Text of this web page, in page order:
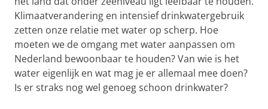
Klimaatverandering en intensief drinkwatergebruik
zetten onze relatie met water op scherp. Hoe
moeten we de omgang met water aanpassen om
Nederland bewoonbaar te houden? Van wie is het
water eigenlijk en wat mag je er allemaal mee doen?
Is er straks nog wel genoeg schoon drinkwater?